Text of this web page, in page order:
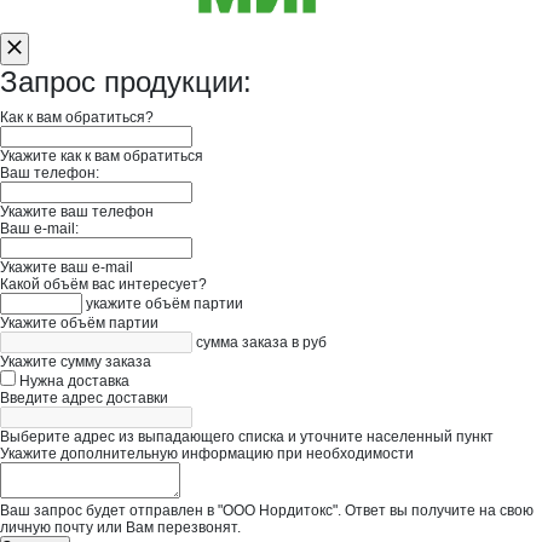
Запрос продукции:
Как к вам обратиться?
Укажите как к вам обратиться
Ваш телефон:
Укажите ваш телефон
Ваш e-mail:
Укажите ваш e-mail
Какой объём вас интересует?
укажите объём партии
Укажите объём партии
сумма заказа в руб
Укажите сумму заказа
Нужна доставка
Введите адрес доставки
Выберите адрес из выпадающего списка и уточните населенный пункт
Укажите дополнительную информацию при необходимости
Ваш запрос будет отправлен в "ООО Нордитокс". Ответ вы получите на свою
личную почту или Вам перезвонят.